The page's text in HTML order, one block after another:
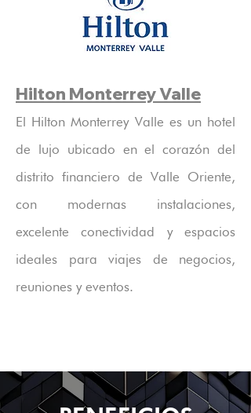
Hilton Monterrey Valle
El Hilton Monterrey Valle es un hotel
de lujo ubicado en el corazón del
distrito financiero de Valle Oriente,
con modernas instalaciones,
excelente conectividad y espacios
ideales para viajes de negocios,
reuniones y eventos.